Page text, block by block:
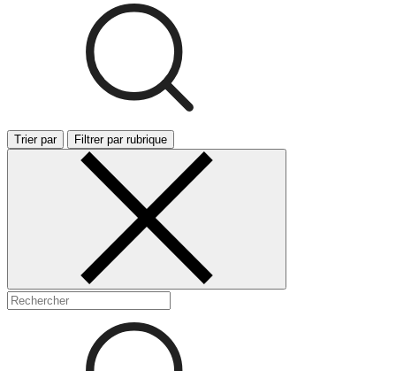
Trier par Filtrer par rubrique